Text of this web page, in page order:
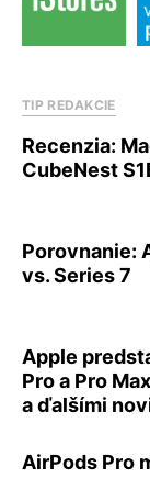
TIP REDAKCIE
Recenzia:
CubeNest
Porovnanie:
vs. Series 7
Apple
Pro a Pro
a ďalšími
AirPods Pro